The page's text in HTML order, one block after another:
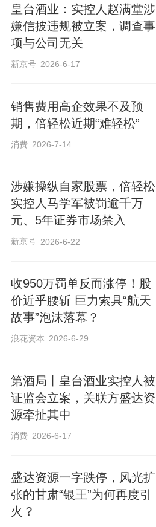
皇台酒业：实控人赵满堂涉
嫌信披违规被立案，调查事
项与公司无关
新京号 2026-6-17
销售费用高企效果不及预
期，倍轻松近期“难轻松”
消费 2026-7-14
涉嫌操纵自家股票，倍轻松
实控人马学军被罚逾千万
元、5年证券市场禁入
新京号 2026-6-22
收950万罚单反而涨停！股
价近乎腰斩 巨力索具“航天
故事”泡沫落幕？
浪花资本 2026-6-29
第酒局丨皇台酒业实控人被
证监会立案，关联方盛达资
源牵扯其中
消费 2026-6-17
盛达资源一字跌停，风光扩
张的甘肃“银王”为何再度引
火？